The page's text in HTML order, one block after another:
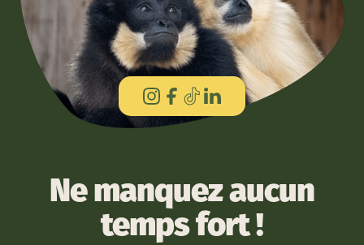
Ne manquez aucun
temps fort !